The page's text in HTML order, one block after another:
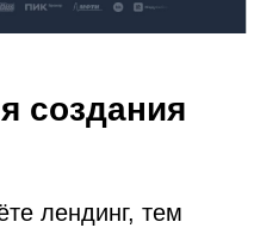
создания
лендинг, тем